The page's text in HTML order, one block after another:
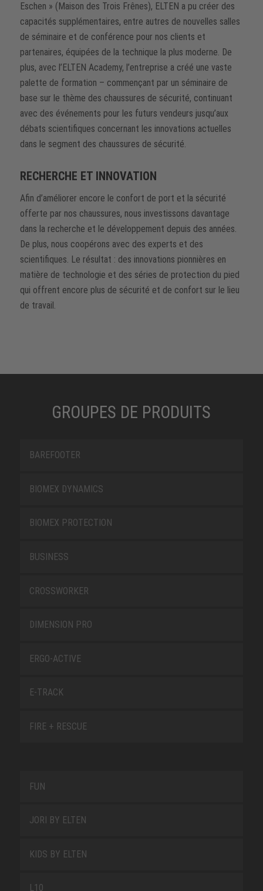
Eschen » (Maison des Trois Frênes), ELTEN a pu créer des
capacités supplémentaires, entre autres de nouvelles salles
de séminaire et de conférence pour nos clients et
partenaires, équipées de la technique la plus moderne. De
plus, avec l’ELTEN Academy, l’entreprise a créé une vaste
palette de formation – commençant par un séminaire de
base sur le thème des chaussures de sécurité, continuant
avec des événements pour les futurs vendeurs jusqu’aux
débats scientifiques concernant les innovations actuelles
dans le segment des chaussures de sécurité.
RECHERCHE ET INNOVATION
Afin d’améliorer encore le confort de port et la sécurité
offerte par nos chaussures, nous investissons davantage
dans la recherche et le développement depuis des années.
De plus, nous coopérons avec des experts et des
scientifiques. Le résultat : des innovations pionnières en
matière de technologie et des séries de protection du pied
qui offrent encore plus de sécurité et de confort sur le lieu
de travail.
GROUPES DE PRODUITS
BAREFOOTER
BIOMEX DYNAMICS
BIOMEX PROTECTION
BUSINESS
CROSSWORKER
DIMENSION PRO
ERGO-ACTIVE
E-TRACK
FIRE + RESCUE
FUN
JORI BY ELTEN
KIDS BY ELTEN
L10